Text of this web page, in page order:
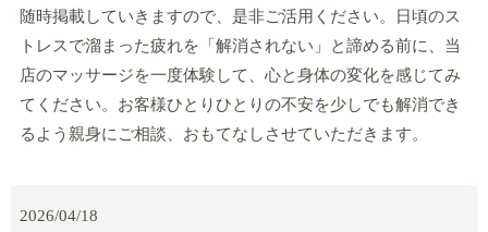
随時掲載していきますので、是非ご活用ください。日頃のス
トレスで溜まった疲れを「解消されない」と諦める前に、当
店のマッサージを一度体験して、心と身体の変化を感じてみ
てください。お客様ひとりひとりの不安を少しでも解消でき
るよう親身にご相談、おもてなしさせていただきます。
2026/04/18